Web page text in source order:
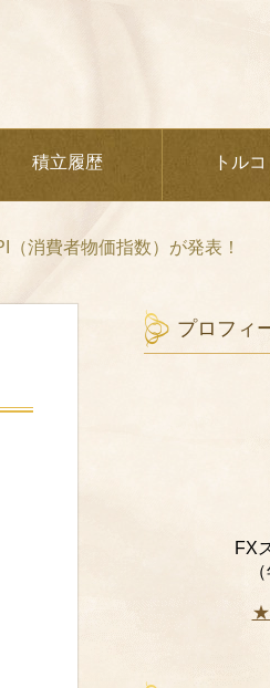
積立履歴 トル
消費者物価指数）が発表！
プロフィ
FX